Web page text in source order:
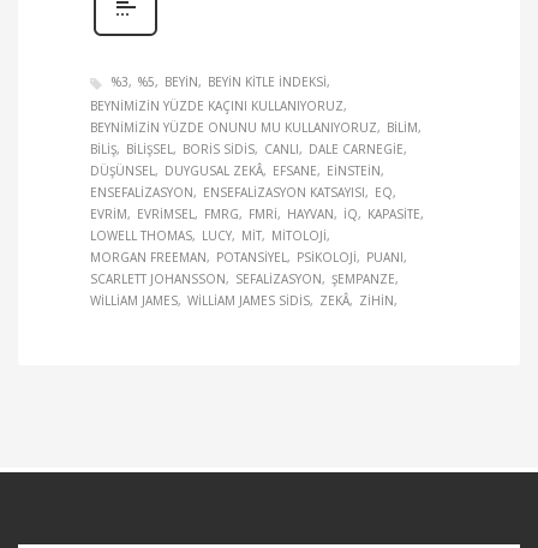
%3 %5 BEYIN
BEYIN KITLE INDEKSI
BEYNIMIZIN YÜZDE KAÇINI KULLANIYORUZ
BEYNIMIZIN YÜZDE ONUNU MU KULLANIYORUZ
BILIM
BILIŞ
BILIŞSEL BORIS SIDIS CANLI
DALE CARNEGIE
DÜŞÜNSEL
DUYGUSAL ZEKÂ EFSANE
EINSTEIN
ENSEFALIZASYON
ENSEFALIZASYON KATSAYISI
EQ
EVRIM
EVRIMSEL FMRG FMRI HAYVAN IQ
KAPASITE
LOWELL THOMAS
LUCY MIT
MITOLOJI
MORGAN FREEMAN
POTANSIYEL PSIKOLOJI
PUANI
SCARLETT JOHANSSON
SEFALIZASYON
ŞEMPANZE
WILLIAM JAMES WILLIAM JAMES SIDIS ZEKÂ ZIHIN